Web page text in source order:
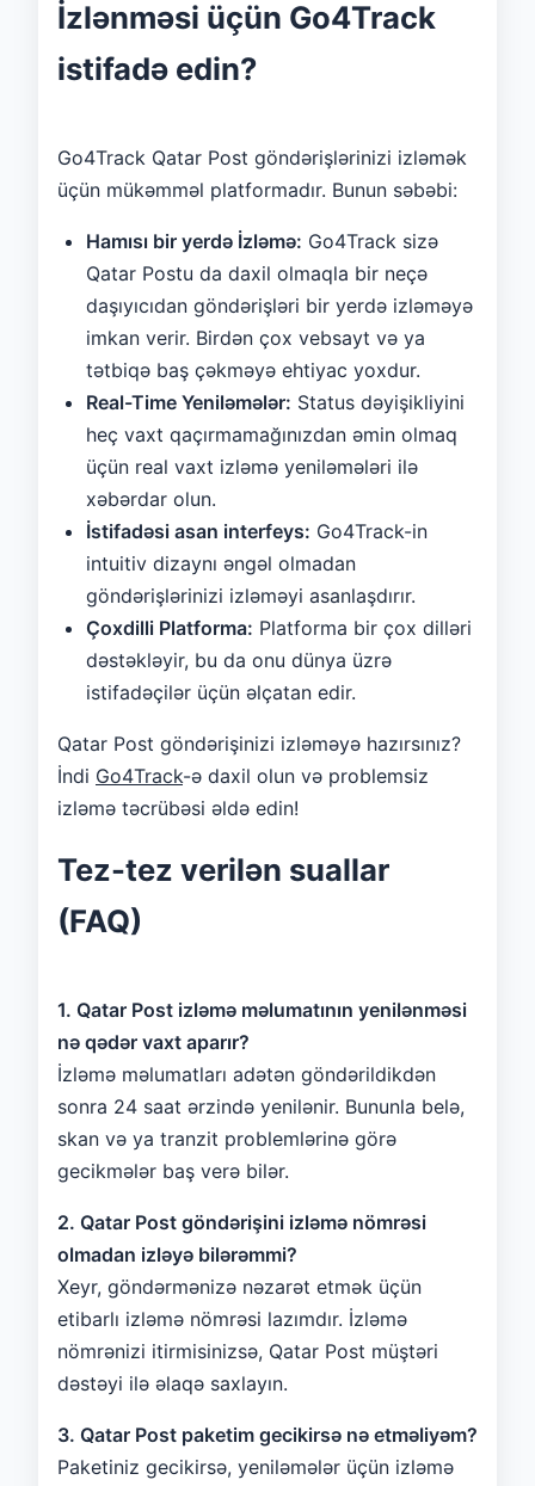
İzlənməsi üçün Go4Track
istifadə edin?
Go4Track Qatar Post göndərişlərinizi izləmək
üçün mükəmməl platformadır. Bunun səbəbi:
Hamısı bir yerdə İzləmə: Go4Track sizə
Qatar Postu da daxil olmaqla bir neçə
daşıyıcıdan göndərişləri bir yerdə izləməyə
imkan verir. Birdən çox vebsayt və ya
tətbiqə baş çəkməyə ehtiyac yoxdur.
Real-Time Yeniləmələr: Status dəyişikliyini
heç vaxt qaçırmamağınızdan əmin olmaq
üçün real vaxt izləmə yeniləmələri ilə
xəbərdar olun.
İstifadəsi asan interfeys: Go4Track-in
intuitiv dizaynı əngəl olmadan
göndərişlərinizi izləməyi asanlaşdırır.
Çoxdilli Platforma: Platforma bir çox dilləri
dəstəkləyir, bu da onu dünya üzrə
istifadəçilər üçün əlçatan edir.
Qatar Post göndərişinizi izləməyə hazırsınız?
İndi Go4Track-ə daxil olun və problemsiz
izləmə təcrübəsi əldə edin!
Tez-tez verilən suallar
(FAQ)
1. Qatar Post izləmə məlumatının yenilənməsi
nə qədər vaxt aparır?
İzləmə məlumatları adətən göndərildikdən
sonra 24 saat ərzində yenilənir. Bununla belə,
skan və ya tranzit problemlərinə görə
gecikmələr baş verə bilər.
2. Qatar Post göndərişini izləmə nömrəsi
olmadan izləyə bilərəmmi?
Xeyr, göndərmənizə nəzarət etmək üçün
etibarlı izləmə nömrəsi lazımdır. İzləmə
nömrənizi itirmisinizsə, Qatar Post müştəri
dəstəyi ilə əlaqə saxlayın.
3. Qatar Post paketim gecikirsə nə etməliyəm?
Paketiniz gecikirsə, yeniləmələr üçün izləmə